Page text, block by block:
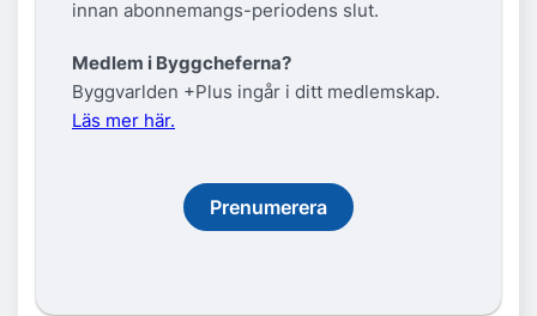
innan abonnemangs-periodens slut.
Medlem i Byggcheferna?
Byggvarlden +Plus ingår i ditt medlemskap.
Läs mer här.
Prenumerera